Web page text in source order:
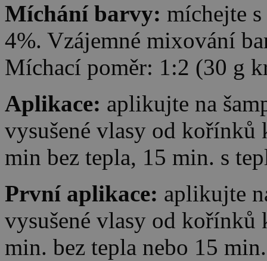
Míchání barvy: míchejte
4%. Vzájemné mixování
Míchací poměr: 1:2 (30 g
Aplikace: aplikujte na
vysušené vlasy od kořínků
min bez tepla, 15 min. s
První aplikace: aplikujte
vysušené vlasy od kořínků
min. bez tepla nebo 15